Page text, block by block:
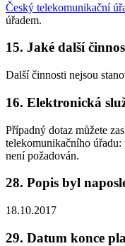
Český telekomunikační
úřadem.
15. Jaké další
Další činnosti nejsou
16. Elektronická
Případný dotaz můžete
telekomunikačního úřadu:
není požadován.
28. Popis byl
18.10.2017
29. Datum konce